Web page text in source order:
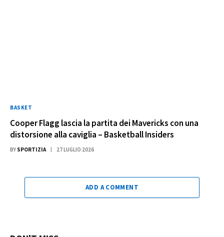
BASKET
Cooper Flagg lascia la partita dei Mavericks con una
distorsione alla caviglia – Basketball Insiders
BY SPORTIZIA 27 LUGLIO 2026
ADD A COMMENT